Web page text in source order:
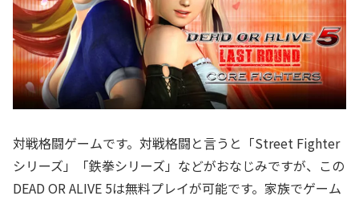
対戦格闘ゲームです。対戦格闘と言うと「Street Fighter
シリーズ」「鉄拳シリーズ」などがおなじみですが、この
DEAD OR ALIVE 5は無料プレイが可能です。家族でゲーム